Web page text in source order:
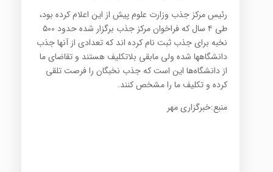
رئیس مرکز جذب وزارت علوم پیش از این اعلام کرده بود،
طی ۴ سال که فراخوان مرکز جذب برگزار شده حدود ۵۰۰
نخبه برای جذب ثبت نام کرده اند که تعدادی از آنها جذب
دانشگاهها شده ولی مابقی بلاتکلیف هستند و تقاضای ما
از دانشگاه‌‌ها این است که جذب نخبگان را فرصت تلقی
کرده و تکلیف ما را مشخص کنند.
منبع:خبرگزاری مهر